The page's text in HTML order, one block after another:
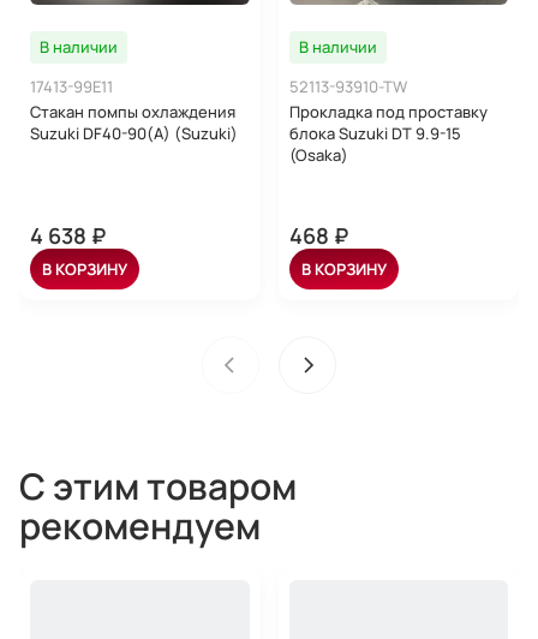
В наличии
17413-99E11
Стакан помпы охлаждения
Suzuki DF40-90(A) (Suzuki)
4 638 ₽
В КОРЗИНУ
В наличии
52113-93910-TW
Прокладка под проставку
блока Suzuki DT 9.9-15
(Osaka)
468 ₽
В КОРЗИНУ
С этим товаром
рекомендуем